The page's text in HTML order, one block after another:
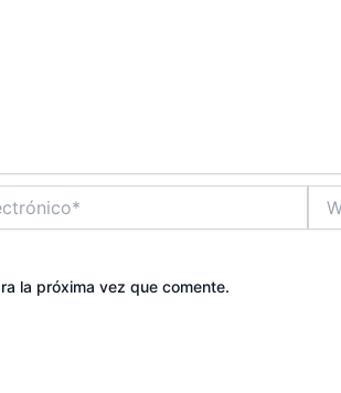
la próxima vez que comente.